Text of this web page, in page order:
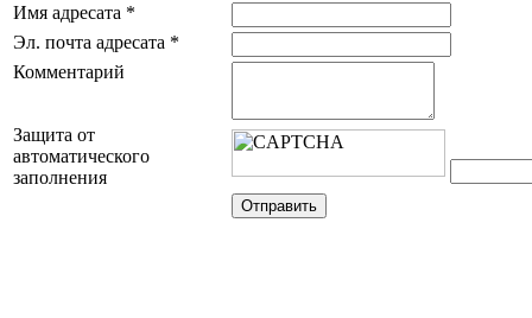
Имя адресата *
Эл. почта адресата *
Комментарий
Защита от
автоматического
заполнения